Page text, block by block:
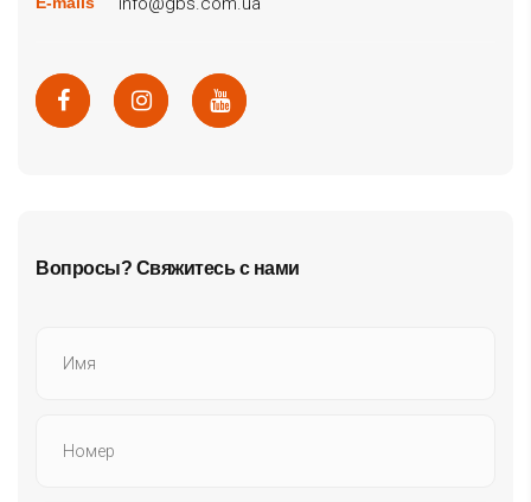
Вопросы? Свяжитесь с нами